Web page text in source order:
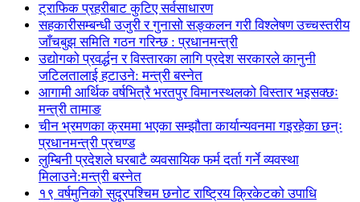
ट्राफिक प्रहरीबाट कुटिए सर्वसाधारण
सहकारीसम्बन्धी उजुरी र गुनासो सङ्कलन गरी विश्लेषण उच्चस्तरीय
जाँचबुझ समिति गठन गरिन्छ : प्रधानमन्त्री
उद्योगको प्रवर्द्धन र विस्तारका लागि प्रदेश सरकारले कानुनी
जटिलतालाई हटाउने: मन्त्री बस्नेत
आगामी आर्थिक वर्षभित्रै भरतपुर विमानस्थलको विस्तार भइसक्छः
मन्त्री तामाङ
चीन भ्रमणका क्रममा भएका सम्झौता कार्यान्यवनमा गइरहेका छन्ः
प्रधानमन्त्री प्रचण्ड
लुम्बिनी प्रदेशले घरबाटै व्यवसायिक फर्म दर्ता गर्ने व्यवस्था
मिलाउने:मन्त्री बस्नेत
१९ वर्षमुनिको सुदूरपश्चिम छनोट राष्ट्रिय क्रिकेटको उपाधि